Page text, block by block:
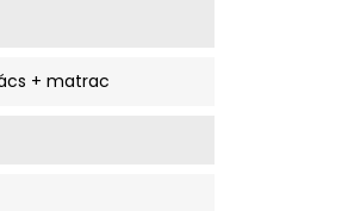
+ matrac